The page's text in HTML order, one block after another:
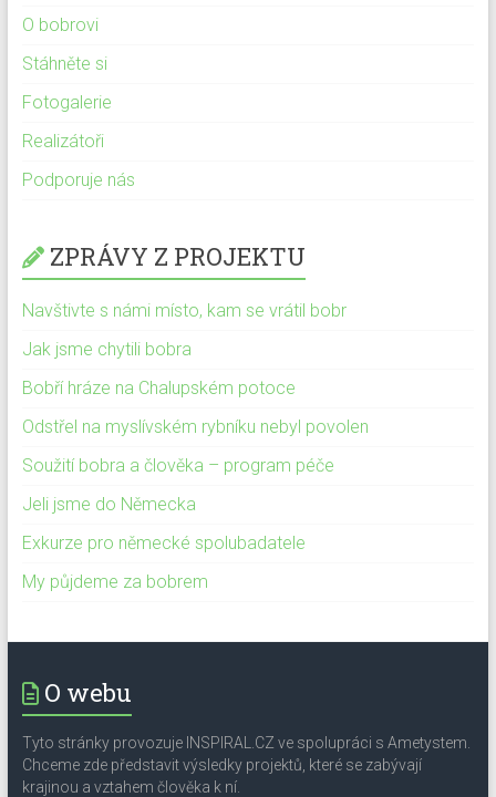
O bobrovi
Stáhněte si
Fotogalerie
Realizátoři
Podporuje nás
ZPRÁVY Z PROJEKTU
Navštivte s námi místo, kam se vrátil bobr
Jak jsme chytili bobra
Bobří hráze na Chalupském potoce
Odstřel na myslívském rybníku nebyl povolen
Soužití bobra a člověka – program péče
Jeli jsme do Německa
Exkurze pro německé spolubadatele
My půjdeme za bobrem
O webu
Tyto stránky provozuje INSPIRAL.CZ ve spolupráci s Ametystem.
Chceme zde představit výsledky projektů, které se zabývají
krajinou a vztahem člověka k ní.